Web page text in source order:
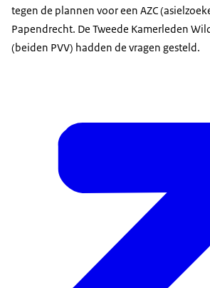
tegen de plannen voor een AZC
Papendrecht. De Tweede Kamerleden
(beiden PVV) hadden de vragen gesteld.